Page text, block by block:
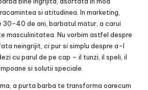
si atitudinea. In marketing,
30-40 de ani, barbatul matur, a carui
masculinitatea. Nu vorbim astfel despre
neingrijit, ci pur si simplu despre a-l
cu parul de pe cap – il tunzi, il speli, il
si solutii speciale.
a purta barba te transforma oarecum